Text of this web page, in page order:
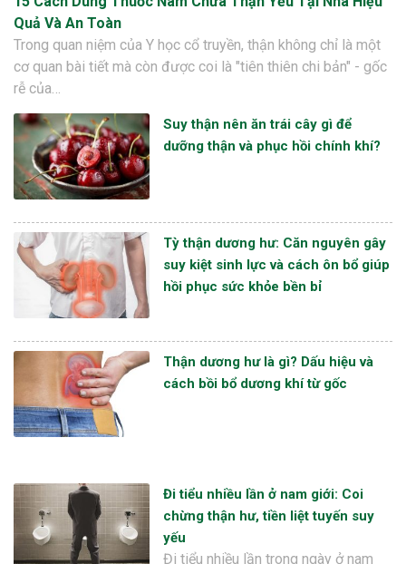
Quả Và An Toàn
Trong quan niệm của Y học cổ truyền, thận không chỉ là một
cơ quan bài tiết mà còn được coi là "tiên thiên chi bản" - gốc
rễ của…
Suy thận nên ăn trái cây gì để
dưỡng thận và phục hồi chính khí?
Tỳ thận dương hư: Căn nguyên gây
suy kiệt sinh lực và cách ôn bổ giúp
hồi phục sức khỏe bền bỉ
Thận dương hư là gì? Dấu hiệu và
cách bồi bổ dương khí từ gốc
Đi tiểu nhiều lần ở nam giới: Coi
chừng thận hư, tiền liệt tuyến suy
yếu
Đi tiểu nhiều lần trong ngày ở nam